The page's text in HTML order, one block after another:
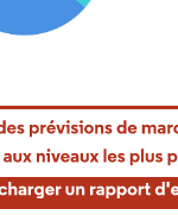
La réutilisation